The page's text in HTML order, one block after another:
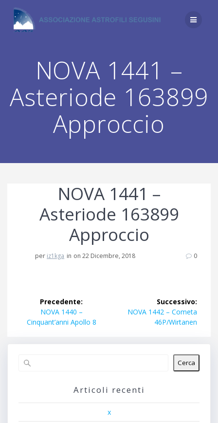
contenuto
NOVA 1441 –
Asteriode 163899
Approccio
NOVA 1441 –
Asteriode 163899
Approccio
per iz1kga in on 22 Dicembre, 2018 0
Navigazione
articoli
Precedente:
Articolo
precedente:
NOVA 1440 –
Cinquant’anni Apollo 8
Successivo:
Articolo
successivo:
NOVA 1442 – Cometa
46P/Wirtanen
Cerca
Articoli recenti
x